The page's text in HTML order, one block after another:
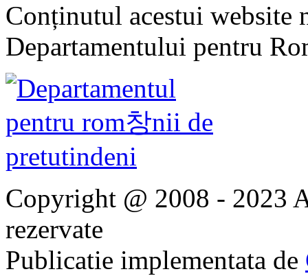
Conținutul acestui website
Departamentului pentru
Copyright @ 2008 - 2023
rezervate
Publicatie implementata de